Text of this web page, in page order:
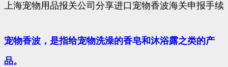
上海宠物用品报关公司分享进口宠物香波海关申报手续
宠物香波，是指给宠物洗澡的香皂和沐浴露之类的产
品。